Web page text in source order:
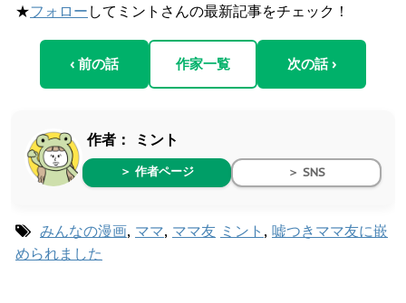
★フォロー してミントさんの最新記事をチェック！
‹ 前の話 作家一覧 次の話 ›
作者： ミント
＞ 作者ページ ＞ SNS
みんなの漫画, ママ, ママ友 ミント , 嘘つきママ友に嵌
められました